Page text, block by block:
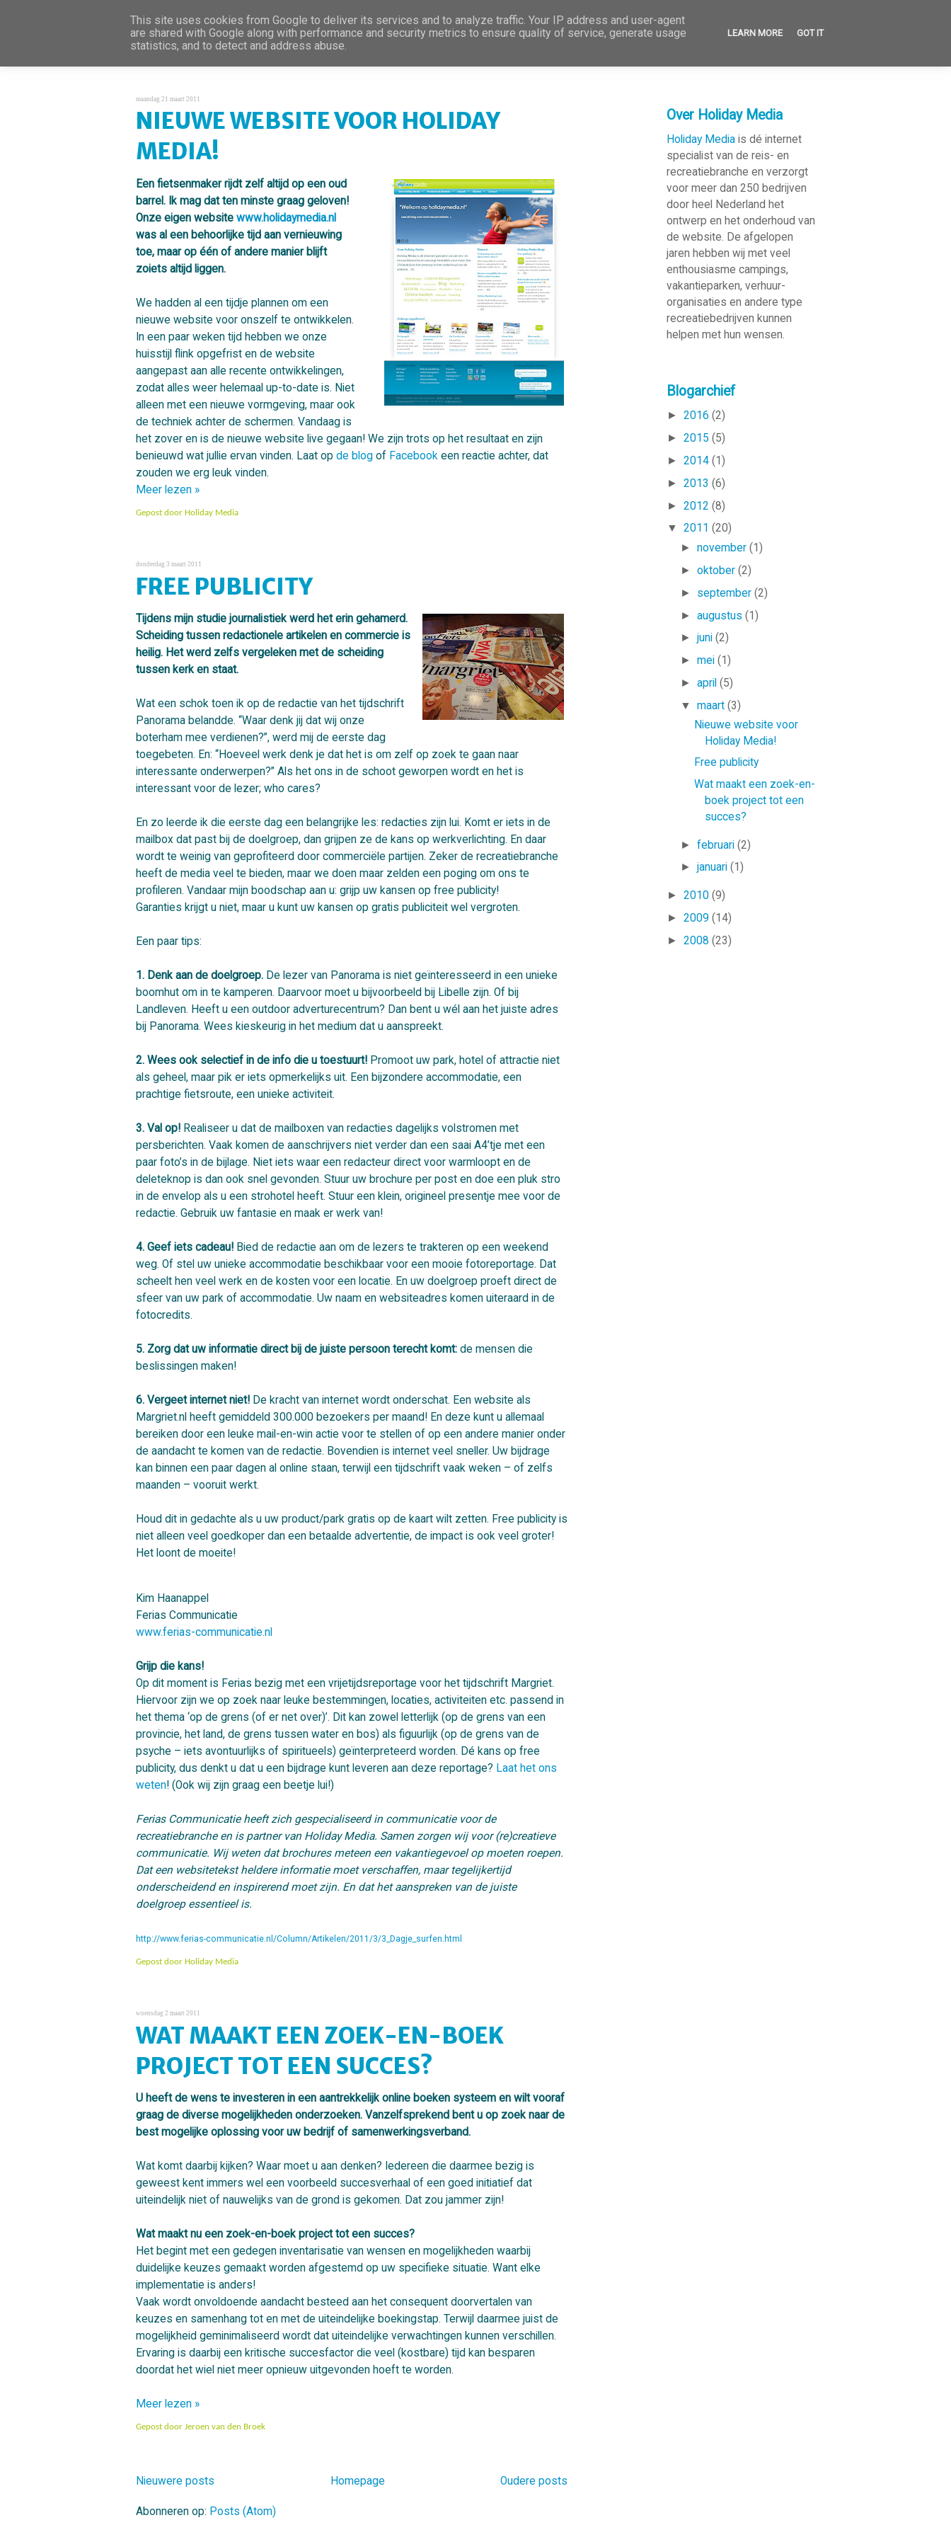
maandag 21 maart 2011
NIEUWE WEBSITE VOOR HOLIDAY
MEDIA!
Een fietsenmaker rijdt zelf altijd op een oud
barrel. Ik mag dat ten minste graag geloven!
Onze eigen website www.holidaymedia.nl
was al een behoorlijke tijd aan vernieuwing
toe, maar op één of andere manier blijft
zoiets altijd liggen.
We hadden al een tijdje plannen om een
nieuwe website voor onszelf te ontwikkelen.
In een paar weken tijd hebben we onze
huisstijl flink opgefrist en de website
aangepast aan alle recente ontwikkelingen,
zodat alles weer helemaal up-to-date is. Niet
alleen met een nieuwe vormgeving, maar ook
de techniek achter de schermen. Vandaag is
het zover en is de nieuwe website live gegaan! We zijn trots op het resultaat en zijn
benieuwd wat jullie ervan vinden. Laat op de blog of Facebook een reactie achter, dat
zouden we erg leuk vinden.
Meer lezen »
Gepost door Holiday Media
donderdag 3 maart 2011
FREE PUBLICITY
Tijdens mijn studie journalistiek werd het erin gehamerd.
Scheiding tussen redactionele artikelen en commercie is
heilig. Het werd zelfs vergeleken met de scheiding
tussen kerk en staat.
Wat een schok toen ik op de redactie van het tijdschrift
Panorama belandde. “Waar denk jij dat wij onze
boterham mee verdienen?”, werd mij de eerste dag
toegebeten. En: “Hoeveel werk denk je dat het is om zelf op zoek te gaan naar
interessante onderwerpen?” Als het ons in de schoot geworpen wordt en het is
interessant voor de lezer; who cares?
En zo leerde ik die eerste dag een belangrijke les: redacties zijn lui. Komt er iets in de
mailbox dat past bij de doelgroep, dan grijpen ze de kans op werkverlichting. En daar
wordt te weinig van geprofiteerd door commerciële partijen. Zeker de recreatiebranche
heeft de media veel te bieden, maar we doen maar zelden een poging om ons te
profileren. Vandaar mijn boodschap aan u: grijp uw kansen op free publicity!
Garanties krijgt u niet, maar u kunt uw kansen op gratis publiciteit wel vergroten.
Een paar tips:
1. Denk aan de doelgroep. De lezer van Panorama is niet geïnteresseerd in een unieke
boomhut om in te kamperen. Daarvoor moet u bijvoorbeeld bij Libelle zijn. Of bij
Landleven. Heeft u een outdoor adverturecentrum? Dan bent u wél aan het juiste adres
bij Panorama. Wees kieskeurig in het medium dat u aanspreekt.
2. Wees ook selectief in de info die u toestuurt! Promoot uw park, hotel of attractie niet
als geheel, maar pik er iets opmerkelijks uit. Een bijzondere accommodatie, een
prachtige fietsroute, een unieke activiteit.
3. Val op! Realiseer u dat de mailboxen van redacties dagelijks volstromen met
persberichten. Vaak komen de aanschrijvers niet verder dan een saai A4’tje met een
paar foto’s in de bijlage. Niet iets waar een redacteur direct voor warmloopt en de
deleteknop is dan ook snel gevonden. Stuur uw brochure per post en doe een pluk stro
in de envelop als u een strohotel heeft. Stuur een klein, origineel presentje mee voor de
redactie. Gebruik uw fantasie en maak er werk van!
4. Geef iets cadeau! Bied de redactie aan om de lezers te trakteren op een weekend
weg. Of stel uw unieke accommodatie beschikbaar voor een mooie fotoreportage. Dat
scheelt hen veel werk en de kosten voor een locatie. En uw doelgroep proeft direct de
sfeer van uw park of accommodatie. Uw naam en websiteadres komen uiteraard in de
fotocredits.
5. Zorg dat uw informatie direct bij de juiste persoon terecht komt: de mensen die
beslissingen maken!
6. Vergeet internet niet! De kracht van internet wordt onderschat. Een website als
Margriet.nl heeft gemiddeld 300.000 bezoekers per maand! En deze kunt u allemaal
bereiken door een leuke mail-en-win actie voor te stellen of op een andere manier onder
de aandacht te komen van de redactie. Bovendien is internet veel sneller. Uw bijdrage
kan binnen een paar dagen al online staan, terwijl een tijdschrift vaak weken – of zelfs
maanden – vooruit werkt.
Houd dit in gedachte als u uw product/park gratis op de kaart wilt zetten. Free publicity is
niet alleen veel goedkoper dan een betaalde advertentie, de impact is ook veel groter!
Het loont de moeite!
Kim Haanappel
Ferias Communicatie
www.ferias-communicatie.nl
Grijp die kans!
Op dit moment is Ferias bezig met een vrijetijdsreportage voor het tijdschrift Margriet.
Hiervoor zijn we op zoek naar leuke bestemmingen, locaties, activiteiten etc. passend in
het thema ‘op de grens (of er net over)’. Dit kan zowel letterlijk (op de grens van een
provincie, het land, de grens tussen water en bos) als figuurlijk (op de grens van de
psyche – iets avontuurlijks of spiritueels) geïnterpreteerd worden. Dé kans op free
publicity, dus denkt u dat u een bijdrage kunt leveren aan deze reportage? Laat het ons
weten! (Ook wij zijn graag een beetje lui!)
Ferias Communicatie heeft zich gespecialiseerd in communicatie voor de
recreatiebranche en is partner van Holiday Media. Samen zorgen wij voor (re)creatieve
communicatie. Wij weten dat brochures meteen een vakantiegevoel op moeten roepen.
Dat een websitetekst heldere informatie moet verschaffen, maar tegelijkertijd
onderscheidend en inspirerend moet zijn. En dat het aanspreken van de juiste
doelgroep essentieel is.
http://www.ferias-communicatie.nl/Column/Artikelen/2011/3/3_Dagje_surfen.html
Gepost door Holiday Media
woensdag 2 maart 2011
WAT MAAKT EEN ZOEK-EN-BOEK
PROJECT TOT EEN SUCCES?
U heeft de wens te investeren in een aantrekkelijk online boeken systeem en wilt vooraf
graag de diverse mogelijkheden onderzoeken. Vanzelfsprekend bent u op zoek naar de
best mogelijke oplossing voor uw bedrijf of samenwerkingsverband.
Wat komt daarbij kijken? Waar moet u aan denken? Iedereen die daarmee bezig is
geweest kent immers wel een voorbeeld succesverhaal of een goed initiatief dat
uiteindelijk niet of nauwelijks van de grond is gekomen. Dat zou jammer zijn!
Wat maakt nu een zoek-en-boek project tot een succes?
Het begint met een gedegen inventarisatie van wensen en mogelijkheden waarbij
duidelijke keuzes gemaakt worden afgestemd op uw specifieke situatie. Want elke
implementatie is anders!
Vaak wordt onvoldoende aandacht besteed aan het consequent doorvertalen van
keuzes en samenhang tot en met de uiteindelijke boekingstap. Terwijl daarmee juist de
mogelijkheid geminimaliseerd wordt dat uiteindelijke verwachtingen kunnen verschillen.
Ervaring is daarbij een kritische succesfactor die veel (kostbare) tijd kan besparen
doordat het wiel niet meer opnieuw uitgevonden hoeft te worden.
Meer lezen »
Gepost door Jeroen van den Broek
Nieuwere posts Oudere posts
Homepage
Abonneren op: Posts (Atom)
Over Holiday Media
Holiday Media is dé internet
specialist van de reis- en
recreatie­branche en verzorgt
voor meer dan 250 bedrijven
door heel Nederland het
ontwerp en het onderhoud van
de website. De afgelopen
jaren hebben wij met veel
enthousiasme campings,
vakantieparken, verhuur­
organisaties en andere type
recreatie­bedrijven kunnen
helpen met hun wensen.
Blogarchief
► 2016 (2)
► 2015 (5)
► 2014 (1)
► 2013 (6)
► 2012 (8)
▼ 2011 (20)
► november (1)
► oktober (2)
► september (2)
► augustus (1)
► juni (2)
► mei (1)
► april (5)
▼ maart (3)
Nieuwe website voor
Holiday Media!
Free publicity
Wat maakt een zoek-en-
boek project tot een
succes?
► februari (2)
► januari (1)
► 2010 (9)
► 2009 (14)
► 2008 (23)
This site uses cookies from Google to deliver its services and to analyze traffic. Your IP address and user-agent
are shared with Google along with performance and security metrics to ensure quality of service, generate usage
statistics, and to detect and address abuse.
LEARN MORE GOT IT